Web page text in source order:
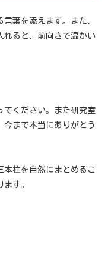
葉を添えます。また、
れると、前向きで温かい
てください。また研究室
今まで本当にありがとう
本柱を自然にまとめるこ
す。